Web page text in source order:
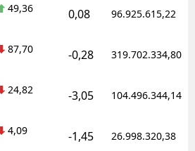
49,36 0,08 96.925.615,22
87,70 -0,28 319.702.334,80
24,82 -3,05 104.496.344,14
4,09 -1,45 26.998.320,38